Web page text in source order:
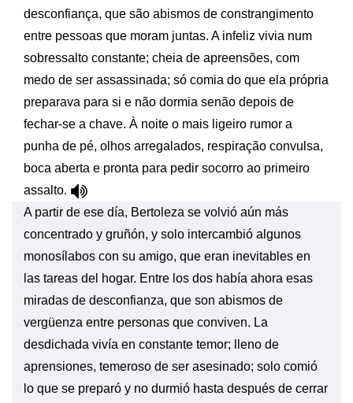
desconfiança, que são abismos de constrangimento
entre pessoas que moram juntas. A infeliz vivia num
sobressalto constante; cheia de apreensões, com
medo de ser assassinada; só comia do que ela própria
preparava para si e não dormia senão depois de
fechar-se a chave. À noite o mais ligeiro rumor a
punha de pé, olhos arregalados, respiração convulsa,
boca aberta e pronta para pedir socorro ao primeiro
assalto.
A partir de ese día, Bertoleza se volvió aún más
concentrado y gruñón, y solo intercambió algunos
monosílabos con su amigo, que eran inevitables en
las tareas del hogar. Entre los dos había ahora esas
miradas de desconfianza, que son abismos de
vergüenza entre personas que conviven. La
desdichada vivía en constante temor; lleno de
aprensiones, temeroso de ser asesinado; solo comió
lo que se preparó y no durmió hasta después de cerrar